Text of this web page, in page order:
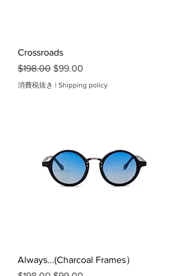
Crossroads
通常価格
$198.00 セール価格
$99.00
消費税抜き | Shipping policy
Always...(Charcoal Frames）